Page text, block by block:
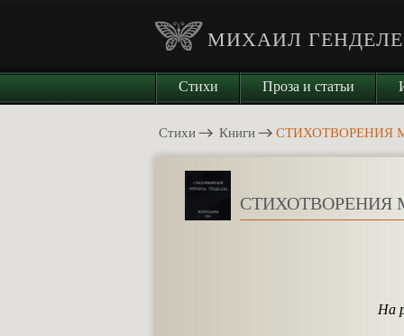
МИХАИЛ
Стихи Проза и статьи
Стихи Книги СТИХОТВОРЕНИЯ
СТИХОТВОРЕНИЯ
На